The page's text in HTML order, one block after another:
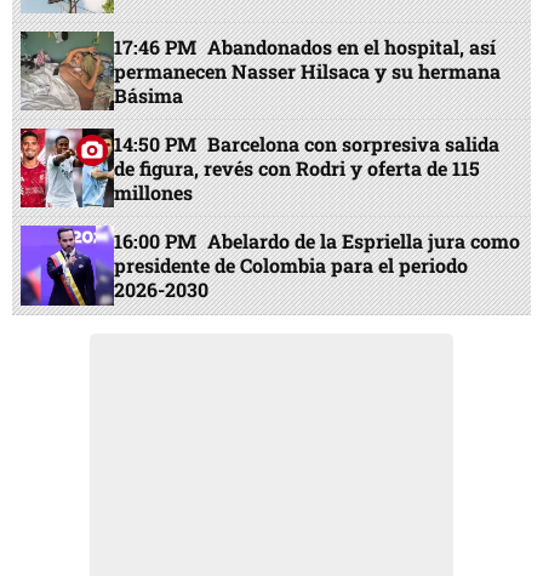
17:46 PM Abandonados en el hospital, así
permanecen Nasser Hilsaca y su hermana
Básima
14:50 PM Barcelona con sorpresiva salida
de figura, revés con Rodri y oferta de 115
millones
16:00 PM Abelardo de la Espriella jura como
presidente de Colombia para el periodo
2026-2030